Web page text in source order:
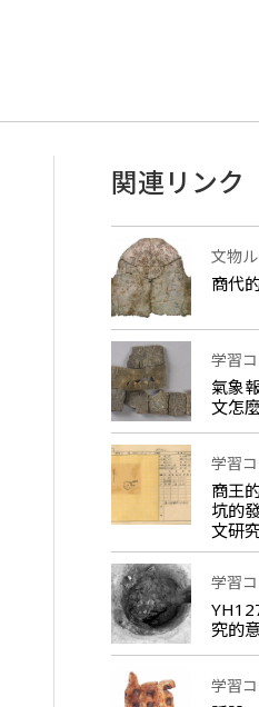
関連リンク
文物
商代
学習
氣象
文怎
学習
商王
坑的
文研
学習
究的
学習